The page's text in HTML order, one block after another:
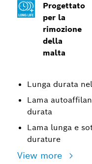
Progettato
per la
rimozione
della
malta
Lunga durata
Lama
durata
Lama lunga e
durature
View more